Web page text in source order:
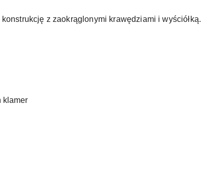
z zaokrąglonymi krawędziami i wyściółką.
klamer